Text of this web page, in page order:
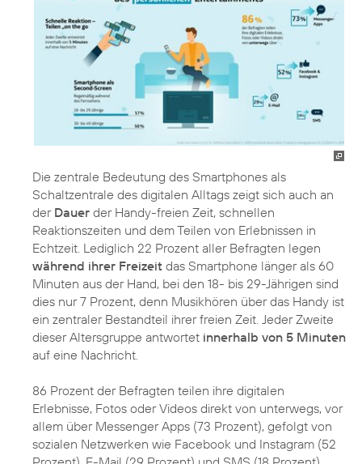
Die zentrale Bedeutung des Smartphones als
Schaltzentrale des digitalen Alltags zeigt sich auch an
der Dauer der Handy-freien Zeit, schnellen
Reaktionszeiten und dem Teilen von Erlebnissen in
Echtzeit. Lediglich 22 Prozent aller Befragten legen
während ihrer Freizeit das Smartphone länger als 60
Minuten aus der Hand, bei den 18- bis 29-Jährigen sind
dies nur 7 Prozent, denn Musikhören über das Handy ist
ein zentraler Bestandteil ihrer freien Zeit. Jeder Zweite
dieser Altersgruppe antwortet innerhalb von 5 Minuten
auf eine Nachricht.
86 Prozent der Befragten teilen ihre digitalen
Erlebnisse, Fotos oder Videos direkt von unterwegs, vor
allem über Messenger Apps (73 Prozent), gefolgt von
sozialen Netzwerken wie Facebook und Instagram (52